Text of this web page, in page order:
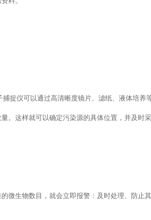
可以通过高清晰度镜片、滤纸、液体培养
。这样就可以确定污染源的具体位置，并及时
数目，就会立即报警：及时处理、防止